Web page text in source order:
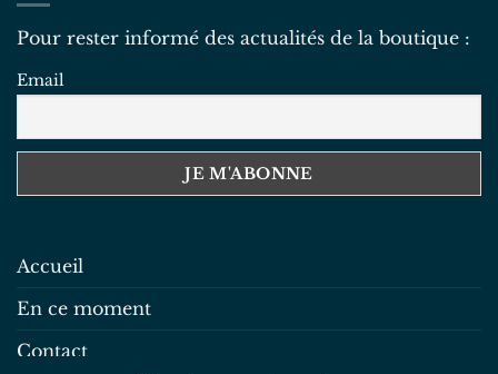
Pour rester informé des actualités de la boutique :
Email
Accueil
En ce moment
Contact